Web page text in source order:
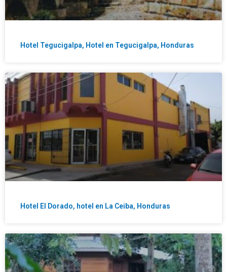
Hotel Tegucigalpa, Hotel en Tegucigalpa, Honduras
Hotel El Dorado, hotel en La Ceiba, Honduras